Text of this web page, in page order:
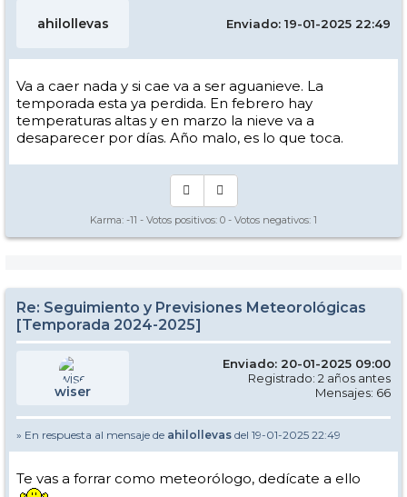
ahilollevas Enviado: 19-01-2025 22:49
Va a caer nada y si cae va a ser aguanieve. La
temporada esta ya perdida. En febrero hay
temperaturas altas y en marzo la nieve va a
desaparecer por días. Año malo, es lo que toca.
Karma: -11 - Votos positivos: 0 - Votos negativos: 1
Re: Seguimiento y Previsiones Meteorológicas
[Temporada 2024-2025]
wiser
Enviado: 20-01-2025 09:00
Registrado: 2 años antes
Mensajes: 66
» En respuesta al mensaje de ahilollevas del 19-01-2025 22:49
Te vas a forrar como meteorólogo, dedícate a ello